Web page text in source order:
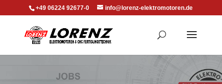
+49 06224 92677-0 info@lorenz-elektromotoren.de